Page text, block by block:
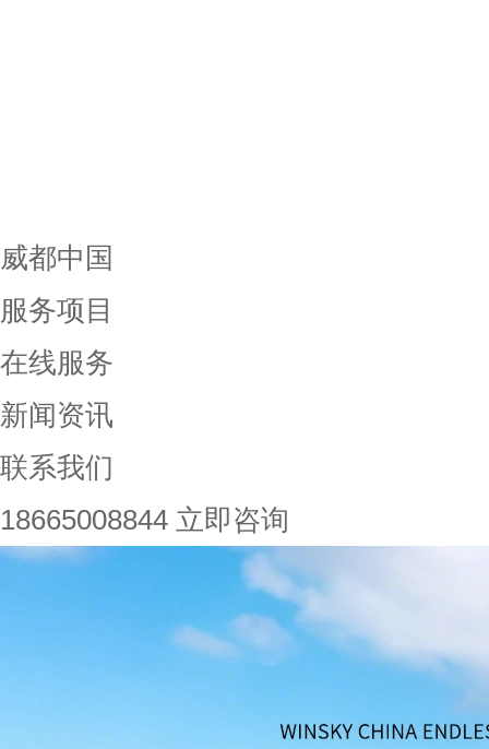
威都中国
服务项目
在线服务
新闻资讯
联系我们
18665008844 立即咨询